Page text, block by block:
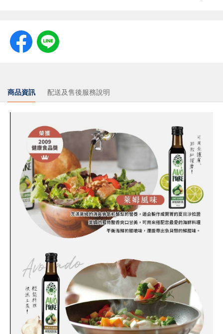
商品資訊 配送及售後服務說明